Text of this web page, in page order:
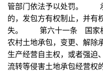
管部门依法予以处罚。
的，发包方有权制止，并有
失。 第六十一条 国家机
农村土地承包，变更、解除
生产经营自主权，或者强迫
流转等侵害土地承包经营权